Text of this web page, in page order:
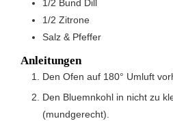
1/2 Bund Dill
1/2 Zitrone
Salz & Pfeffer
Anleitungen
Den Ofen auf 180° Umluft
Den Bluemnkohl in nicht zu kleine Röschen teilen
(mundgerecht).